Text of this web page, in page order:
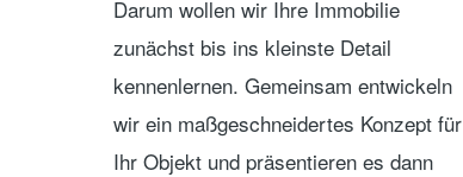
Darum wollen wir Ihre Immobilie
zunächst bis ins kleinste Detail
kennenlernen. Gemeinsam entwickeln
wir ein maßgeschneidertes Konzept für
Ihr Objekt und präsentieren es dann